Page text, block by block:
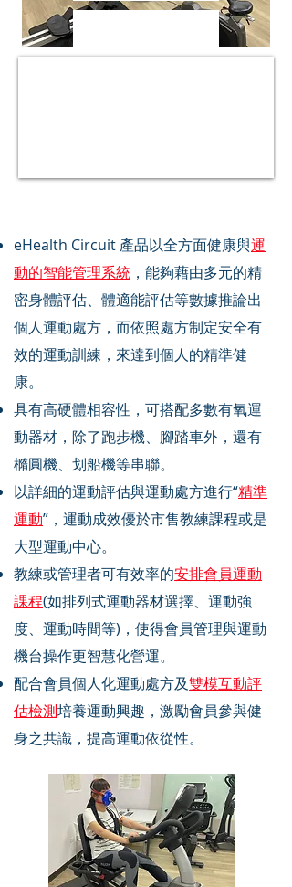
eHealth Circuit 產品以全方面健康與運
動的智能管理系統 ，能夠藉由多元的精
密身體評估、體適能評估等數據推論出
個人運動處方，而依照處方制定安全有
效的運動訓練，來達到個人的精準健
康。
具有高硬體相容性，可搭配多數有氧運
動器材，除了跑步機、腳踏車外，還有
橢圓機、划船機等串聯。
以詳細的運動評估與運動處方進行“精準
運動”，運動成效優於市售教練課程或是
大型運動中心。
教練或管理者可有效率的安排會員運動
課程(如排列式運動器材選擇、運動強
度、運動時間等)，使得會員管理與運動
機台操作更智慧化營運。
配合會員個人化運動處方及雙模互動評
估檢測培養運動興趣，激勵會員參與健
身之共識，提高運動依從性。